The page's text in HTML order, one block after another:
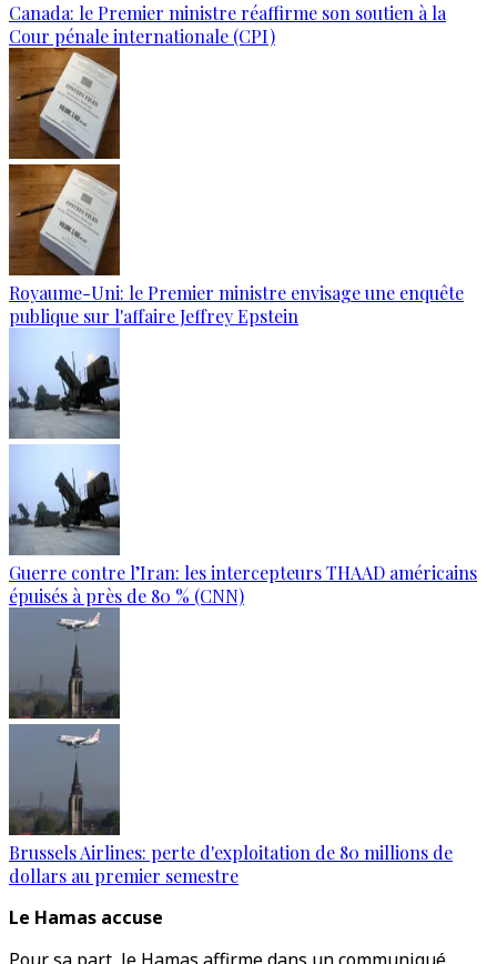
Canada: le Premier ministre réaffirme son soutien à la
Cour pénale internationale (CPI)
Royaume-Uni: le Premier ministre envisage une enquête
publique sur l'affaire Jeffrey Epstein
Guerre contre l’Iran: les intercepteurs THAAD américains
épuisés à près de 80 % (CNN)
Brussels Airlines: perte d'exploitation de 80 millions de
dollars au premier semestre
Le Hamas accuse